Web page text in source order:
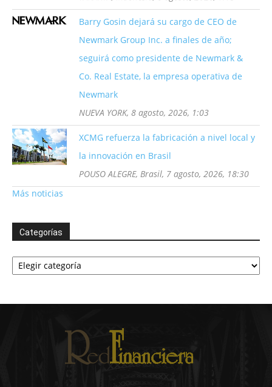
Barry Gosin dejará su cargo de CEO de
Newmark Group Inc. a finales de año;
seguirá como presidente de Newmark &
Co. Real Estate, la empresa operativa de
Newmark
NUEVA YORK, 8 agosto, 2026, 1:03
XCMG refuerza la fabricación a nivel local y
la innovación en Brasil
POUSO ALEGRE, Brasil, 7 agosto, 2026, 18:30
Más noticias
Categorías
Categorías